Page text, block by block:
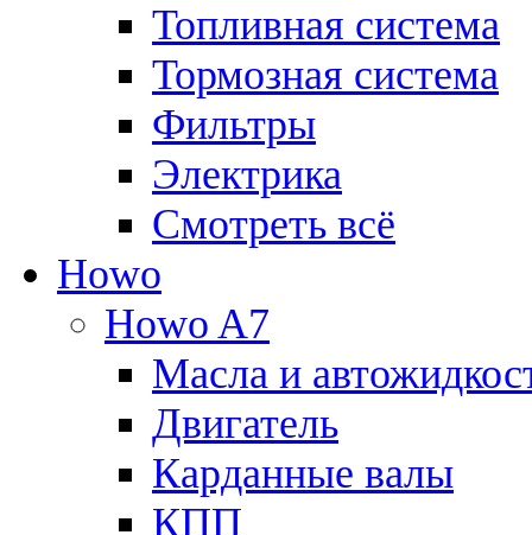
Топливная система
Тормозная система
Фильтры
Электрика
Смотреть всё
Howo
Howo A7
Масла и
Двигатель
Карданные валы
КПП